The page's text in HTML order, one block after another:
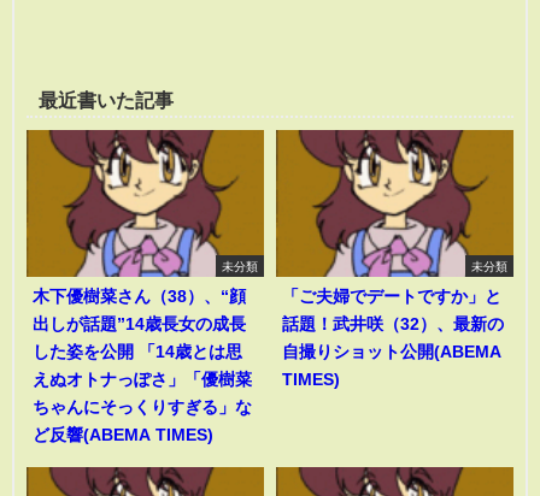
最近書いた記事
未分類
木下優樹菜さん（38）、“顔
出しが話題”14歳長女の成長
した姿を公開 「14歳とは思
えぬオトナっぽさ」「優樹菜
ちゃんにそっくりすぎる」な
ど反響(ABEMA TIMES)
未分類
「ご夫婦でデートですか」と
話題！武井咲（32）、最新の
自撮りショット公開(ABEMA
TIMES)